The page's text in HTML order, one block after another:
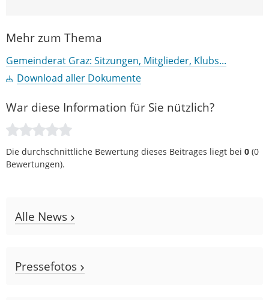
Mehr zum Thema
Gemeinderat Graz: Sitzungen, Mitglieder, Klubs...
Download aller Dokumente
War diese Information für Sie nützlich?
Die durchschnittliche Bewertung dieses Beitrages liegt bei 0 (0
Bewertungen).
Alle News
Pressefotos